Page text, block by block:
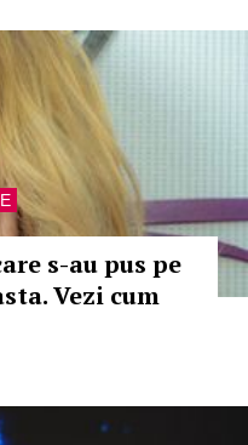
s-au pus pe
Vezi cum